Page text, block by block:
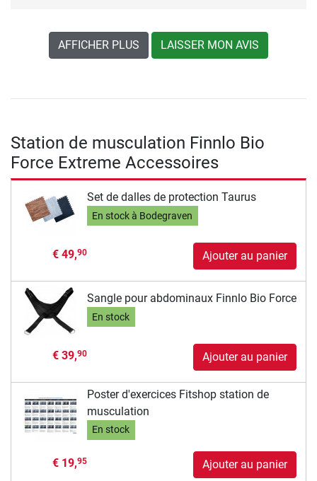
AFFICHER PLUS LAISSER MON AVIS
Station de musculation Finnlo Bio
Force Extreme Accessoires
Set de dalles de protection Taurus
En stock à Bodegraven
€ 49,90 Ajouter au panier
Sangle pour abdominaux Finnlo Bio Force
En stock
€ 39,90 Ajouter au panier
Poster d'exercices Fitshop station de
musculation
En stock
€ 19,95 Ajouter au panier